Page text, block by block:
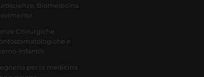
Biomedicina
Chirurgiche
e
Infantili
per la medicina